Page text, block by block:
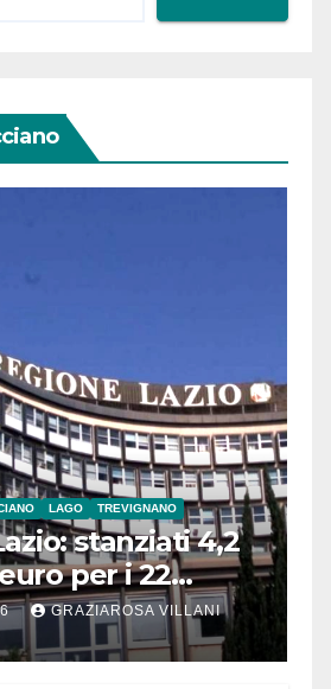
LAGO TREVIGNANO
stanziati 4,2
per i 22
GRAZIAROSA VILLANI